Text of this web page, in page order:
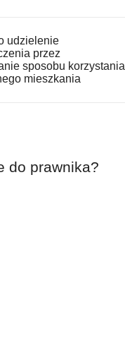
udzielenie
przez
sposobu korzystania
mieszkania
do prawnika?